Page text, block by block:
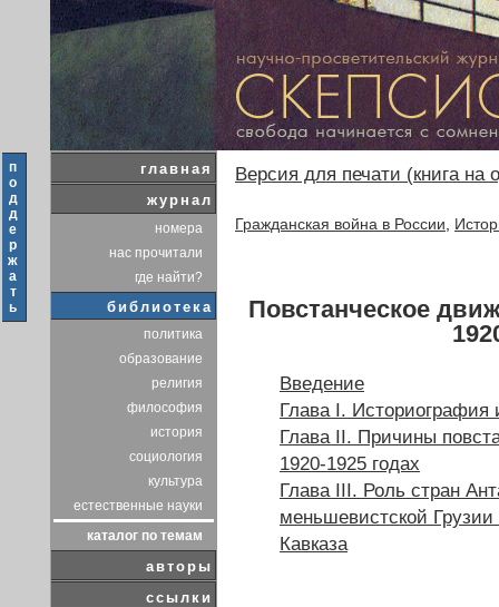
п
о
д
д
е
р
ж
а
т
ь
главная
журнал
номера
нас прочитали
где найти?
библиотека
политика
образование
религия
философия
история
социология
культура
естественные науки
каталог по темам
авторы
ссылки
Версия для печати (книга на
Гражданская война в России
Повстанческое
Введение
Глава I. Историография
Глава II. Причины
1920-1925 годах
Глава III. Роль стран
меньшевистской Грузии
Кавказа